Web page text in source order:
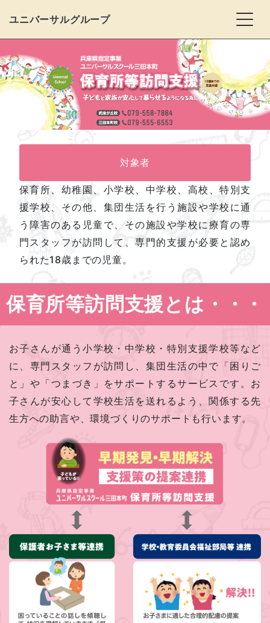
ユニバーサルグループ
対象者
保育所、幼稚園、小学校、中学校、高校、特別支
援学校、その他、集団生活を行う施設や学校に通
う障害のある児童で、その施設や学校に療育の専
門スタッフが訪問して、専門的支援が必要と認め
られた18歳までの児童。
保育所等訪問支援とは・・・
お子さんが通う小学校・中学校・特別支援学校等など
に、専門スタッフが訪問し、集団生活の中で「困りご
と」や「つまづき」をサポートするサービスです。お
子さんが安心して学校生活を送れるよう、関係する先
生方への助言や、環境づくりのサポートも行います。